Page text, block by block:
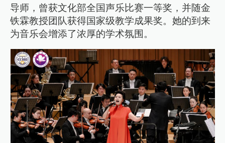
导师，曾获文化部全国声乐比赛一等奖，并随金
铁霖教授团队获得国家级教学成果奖。她的到来
为音乐会增添了浓厚的学术氛围。